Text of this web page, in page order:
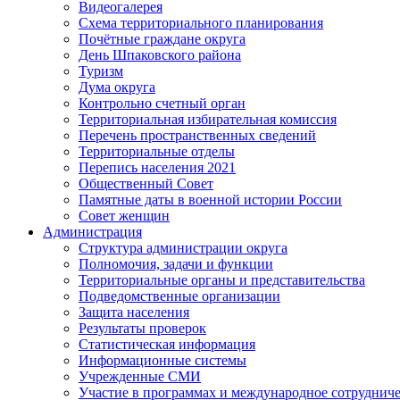
Видеогалерея
Схема территориального планирования
Почётные граждане округа
День Шпаковского района
Туризм
Дума округа
Контрольно счетный орган
Территориальная избирательная комиссия
Перечень пространственных сведений
Территориальные отделы
Перепись населения 2021
Общественный Совет
Памятные даты в военной истории России
Совет женщин
Администрация
Структура администрации округа
Полномочия, задачи и функции
Территориальные органы и представительства
Подведомственные организации
Защита населения
Результаты проверок
Статистическая информация
Информационные системы
Учрежденные СМИ
Участие в программах и международное